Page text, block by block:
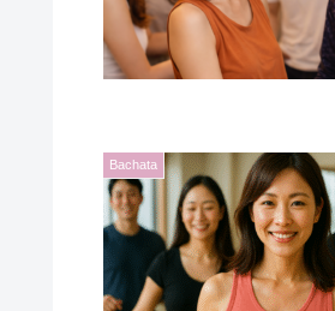
Bachata